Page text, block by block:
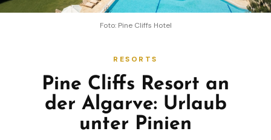
Foto: Pine Cliffs Hotel
RESORTS
Pine Cliffs Resort an
der Algarve: Urlaub
unter Pinien